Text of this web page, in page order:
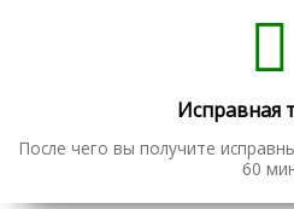
Исправная
После чего вы получите
60